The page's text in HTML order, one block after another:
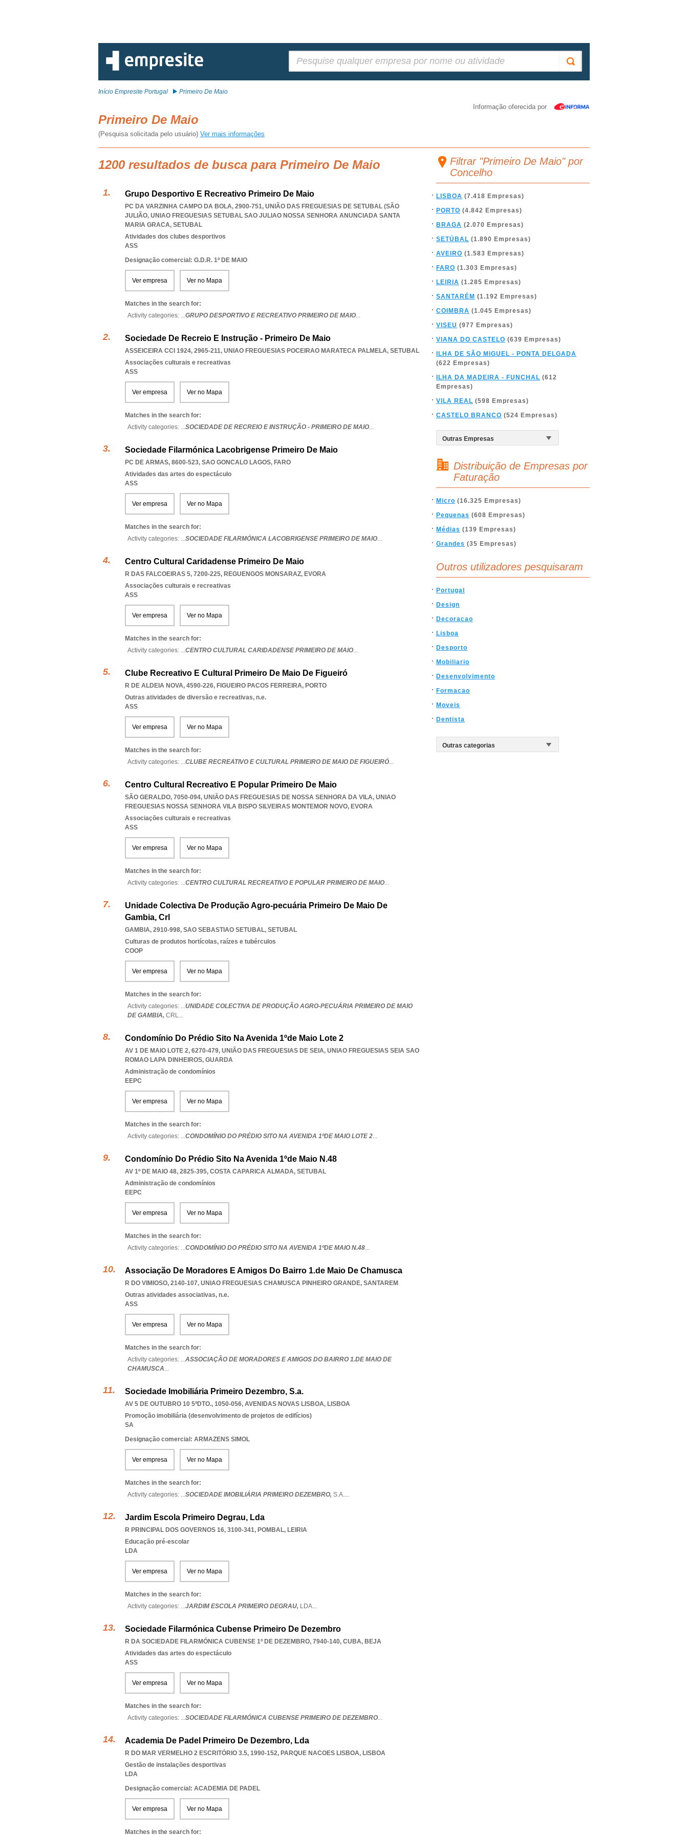
Início Empresite Portugal Primeiro De Maio
Informação oferecida por
Primeiro De Maio
(Pesquisa solicitada pelo usuário) Ver mais informações
1200 resultados de busca para Primeiro De Maio
Grupo Desportivo E Recreativo Primeiro De Maio
PC DA VARZINHA CAMPO DA BOLA, 2900-751, UNIÃO DAS FREGUESIAS DE SETUBAL (SÃO
JULIÃO, UNIAO FREGUESIAS SETUBAL SAO JULIAO NOSSA SENHORA ANUNCIADA SANTA
MARIA GRACA, SETUBAL
Atividades dos clubes desportivos
ASS
Designação comercial: G.D.R. 1º DE MAIO
Ver empresa Ver no Mapa
Matches in the search for:
Activity categories: ...GRUPO DESPORTIVO E RECREATIVO PRIMEIRO DE MAIO...
Sociedade De Recreio E Instrução - Primeiro De Maio
ASSEICEIRA CCI 1924, 2965-211, UNIAO FREGUESIAS POCEIRAO MARATECA PALMELA, SETUBAL
Associações culturais e recreativas
ASS
Ver empresa Ver no Mapa
Matches in the search for:
Activity categories: ...SOCIEDADE DE RECREIO E INSTRUÇÃO - PRIMEIRO DE MAIO...
Sociedade Filarmónica Lacobrigense Primeiro De Maio
PC DE ARMAS, 8600-523, SAO GONCALO LAGOS, FARO
Atividades das artes do espectáculo
ASS
Ver empresa Ver no Mapa
Matches in the search for:
Activity categories: ...SOCIEDADE FILARMÓNICA LACOBRIGENSE PRIMEIRO DE MAIO...
Centro Cultural Caridadense Primeiro De Maio
R DAS FALCOEIRAS 5, 7200-225, REGUENGOS MONSARAZ, EVORA
Associações culturais e recreativas
ASS
Ver empresa Ver no Mapa
Matches in the search for:
Activity categories: ...CENTRO CULTURAL CARIDADENSE PRIMEIRO DE MAIO...
Clube Recreativo E Cultural Primeiro De Maio De Figueiró
R DE ALDEIA NOVA, 4590-226, FIGUEIRO PACOS FERREIRA, PORTO
Outras atividades de diversão e recreativas, n.e.
ASS
Ver empresa Ver no Mapa
Matches in the search for:
Activity categories: ...CLUBE RECREATIVO E CULTURAL PRIMEIRO DE MAIO DE FIGUEIRÓ...
Centro Cultural Recreativo E Popular Primeiro De Maio
SÃO GERALDO, 7050-094, UNIÃO DAS FREGUESIAS DE NOSSA SENHORA DA VILA, UNIAO
FREGUESIAS NOSSA SENHORA VILA BISPO SILVEIRAS MONTEMOR NOVO, EVORA
Associações culturais e recreativas
ASS
Ver empresa Ver no Mapa
Matches in the search for:
Activity categories: ...CENTRO CULTURAL RECREATIVO E POPULAR PRIMEIRO DE MAIO...
Unidade Colectiva De Produção Agro-pecuária Primeiro De Maio De
Gambia, Crl
GAMBIA, 2910-998, SAO SEBASTIAO SETUBAL, SETUBAL
Culturas de produtos hortícolas, raízes e tubérculos
COOP
Ver empresa Ver no Mapa
Matches in the search for:
Activity categories: ...UNIDADE COLECTIVA DE PRODUÇÃO AGRO-PECUÁRIA PRIMEIRO DE MAIO
DE GAMBIA, CRL...
Condomínio Do Prédio Sito Na Avenida 1ºde Maio Lote 2
AV 1 DE MAIO LOTE 2, 6270-479, UNIÃO DAS FREGUESIAS DE SEIA, UNIAO FREGUESIAS SEIA SAO
ROMAO LAPA DINHEIROS, GUARDA
Administração de condomínios
EEPC
Ver empresa Ver no Mapa
Matches in the search for:
Activity categories: ...CONDOMÍNIO DO PRÉDIO SITO NA AVENIDA 1ºDE MAIO LOTE 2...
Condomínio Do Prédio Sito Na Avenida 1ºde Maio N.48
AV 1º DE MAIO 48, 2825-395, COSTA CAPARICA ALMADA, SETUBAL
Administração de condomínios
EEPC
Ver empresa Ver no Mapa
Matches in the search for:
Activity categories: ...CONDOMÍNIO DO PRÉDIO SITO NA AVENIDA 1ºDE MAIO N.48...
Associação De Moradores E Amigos Do Bairro 1.de Maio De Chamusca
R DO VIMIOSO, 2140-107, UNIAO FREGUESIAS CHAMUSCA PINHEIRO GRANDE, SANTAREM
Outras atividades associativas, n.e.
ASS
Ver empresa Ver no Mapa
Matches in the search for:
Activity categories: ...ASSOCIAÇÃO DE MORADORES E AMIGOS DO BAIRRO 1.DE MAIO DE
CHAMUSCA...
Sociedade Imobiliária Primeiro Dezembro, S.a.
AV 5 DE OUTUBRO 10 5ºDTO., 1050-056, AVENIDAS NOVAS LISBOA, LISBOA
Promoção imobiliária (desenvolvimento de projetos de edifícios)
SA
Designação comercial: ARMAZENS SIMOL
Ver empresa Ver no Mapa
Matches in the search for:
Activity categories: ...SOCIEDADE IMOBILIÁRIA PRIMEIRO DEZEMBRO, S.A....
Jardim Escola Primeiro Degrau, Lda
R PRINCIPAL DOS GOVERNOS 16, 3100-341, POMBAL, LEIRIA
Educação pré-escolar
LDA
Ver empresa Ver no Mapa
Matches in the search for:
Activity categories: ...JARDIM ESCOLA PRIMEIRO DEGRAU, LDA...
Sociedade Filarmónica Cubense Primeiro De Dezembro
R DA SOCIEDADE FILARMÓNICA CUBENSE 1º DE DEZEMBRO, 7940-140, CUBA, BEJA
Atividades das artes do espectáculo
ASS
Ver empresa Ver no Mapa
Matches in the search for:
Activity categories: ...SOCIEDADE FILARMÓNICA CUBENSE PRIMEIRO DE DEZEMBRO...
Academia De Padel Primeiro De Dezembro, Lda
R DO MAR VERMELHO 2 ESCRITÓRIO 3.5, 1990-152, PARQUE NACOES LISBOA, LISBOA
Gestão de instalações desportivas
LDA
Designação comercial: ACADEMIA DE PADEL
Ver empresa Ver no Mapa
Matches in the search for:
Filtrar "Primeiro De Maio" por
Concelho
LISBOA (7.418 Empresas)
PORTO (4.842 Empresas)
BRAGA (2.070 Empresas)
SETÚBAL (1.890 Empresas)
AVEIRO (1.583 Empresas)
FARO (1.303 Empresas)
LEIRIA (1.285 Empresas)
SANTARÉM (1.192 Empresas)
COIMBRA (1.045 Empresas)
VISEU (977 Empresas)
VIANA DO CASTELO (639 Empresas)
ILHA DE SÃO MIGUEL - PONTA DELGADA
(622 Empresas)
ILHA DA MADEIRA - FUNCHAL (612
Empresas)
VILA REAL (598 Empresas)
CASTELO BRANCO (524 Empresas)
Distribuição de Empresas por
Faturação
Micro (16.325 Empresas)
Pequenas (608 Empresas)
Médias (139 Empresas)
Grandes (35 Empresas)
Outros utilizadores pesquisaram
Portugal
Design
Decoracao
Lisboa
Desporto
Mobiliario
Desenvolvimento
Formacao
Moveis
Dentista